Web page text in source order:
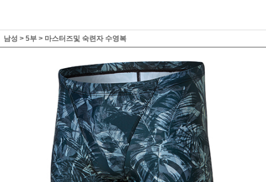
남성 > 5부 > 마스터즈및 숙련자 수영복